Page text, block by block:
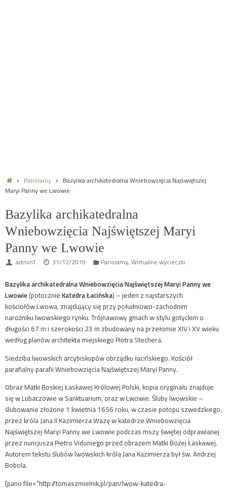
HomePanoramy
Bazylika archikatedralna Wniebowzięcia Najświętszej
Maryi Panny we Lwowie
Bazylika archikatedralna
Wniebowzięcia Najświętszej Maryi
Panny we Lwowie
adminT 31/12/2019 Panoramy, Wirtualne wycieczki
Bazylika archikatedralna Wniebowzięcia Najświętszej Maryi Panny we
Lwowie (potocznie Katedra Łacińska) – jeden z najstarszych
kościołów Lwowa, znajdujący się przy południowo-zachodnim
narożniku lwowskiego rynku. Trójnawowy gmach w stylu gotyckim o
długości 67 m i szerokości 23 m zbudowany na przełomie XIV i XV wieku
według planów architekta miejskiego Piotra Stechera.
Siedziba lwowskich arcybiskupów obrządku łacińskiego. Kościół
parafialny parafii Wniebowzięcia Najświętszej Maryi Panny.
Obraz Matki Boskiej Łaskawej Królowej Polski, kopia oryginału znajduje
się w Lubaczowie w Sanktuarium, oraz w Lwowie. Śluby lwowskie –
ślubowanie złożone 1 kwietnia 1656 roku, w czasie potopu szwedzkiego,
przez króla Jana II Kazimierza Wazę w katedrze Wniebowzięcia
Najświętszej Maryi Panny we Lwowie podczas mszy świętej odprawianej
przez nuncjusza Pietro Vidoniego przed obrazem Matki Bożej Łaskawej.
Autorem tekstu ślubów lwowskich króla Jana Kazimierza był św. Andrzej
Bobola.
[pano file=”http://tomaszmielnik.pl/pan/lwow-katedra-